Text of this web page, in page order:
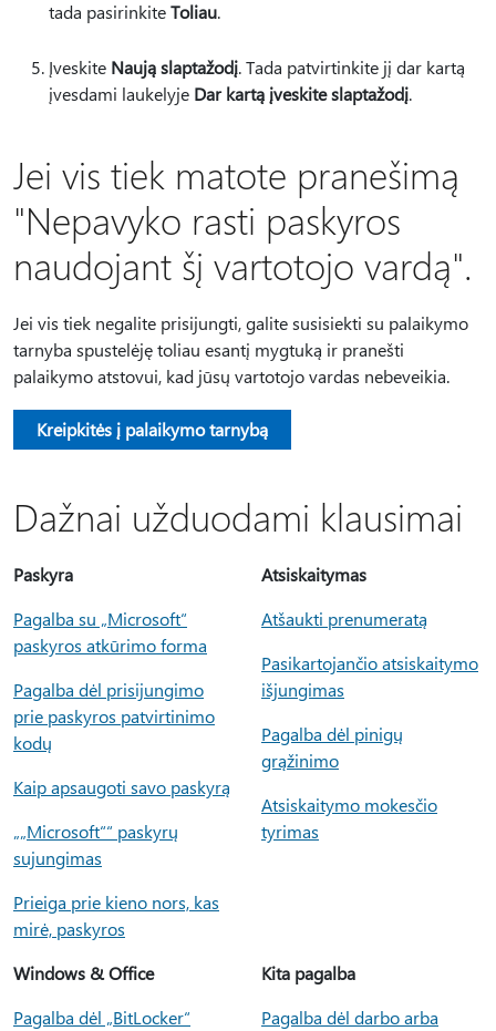
tada pasirinkiteToliau.
Įveskite Naują slaptažodį. Tada patvirtinkite jį dar kartą
įvesdami laukelyje Dar kartą įveskite slaptažodį.
Jei vis tiek matote pranešimą
"Nepavyko rasti paskyros
naudojant šį vartotojo vardą".
Jei vis tiek negalite prisijungti, galite susisiekti su palaikymo
tarnyba spustelėję toliau esantį mygtuką ir pranešti
palaikymo atstovui, kad jūsų vartotojo vardas nebeveikia.
Kreipkitės į palaikymo tarnybą
Dažnai užduodami klausimai
Paskyra
Pagalba su „Microsoft“
paskyros atkūrimo forma
Pagalba dėl prisijungimo
prie paskyros patvirtinimo
kodų
Kaip apsaugoti savo paskyrą
„„Microsoft““ paskyrų
sujungimas
Prieiga prie kieno nors, kas
mirė, paskyros
Atsiskaitymas
Atšaukti prenumeratą
Pasikartojančio atsiskaitymo
išjungimas
Pagalba dėl pinigų
grąžinimo
Atsiskaitymo mokesčio
tyrimas
Windows & Office
Pagalba dėl „BitLocker“
Kita pagalba
Pagalba dėl darbo arba